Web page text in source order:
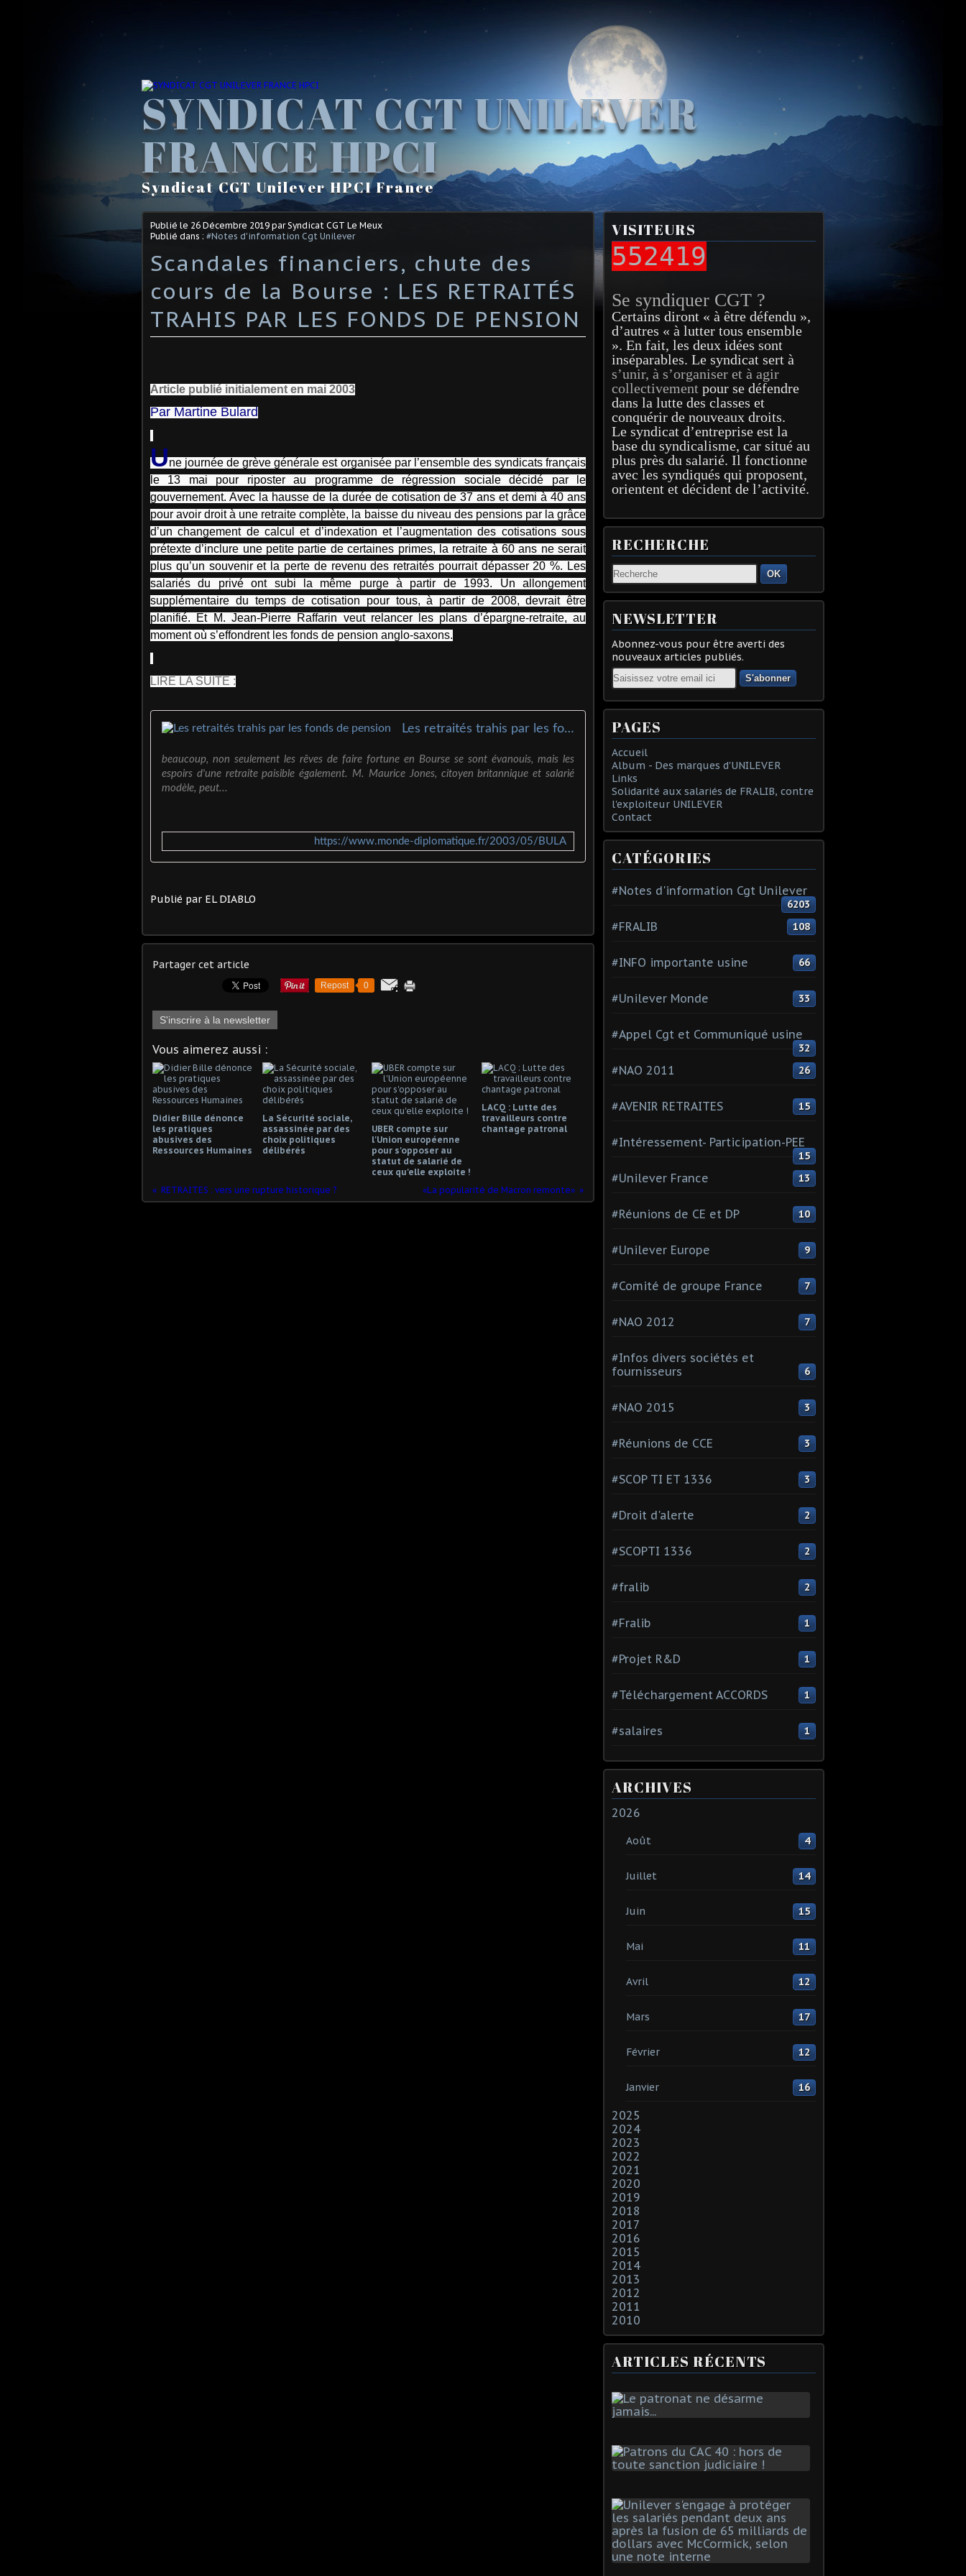
SYNDICAT CGT UNILEVER
FRANCE HPCI
Syndicat CGT Unilever HPCI France
Publié le 26 Décembre 2019 par Syndicat CGT Le Meux
Publié dans : #Notes d'information Cgt Unilever
Scandales financiers, chute des
cours de la Bourse : LES RETRAITÉS
TRAHIS PAR LES FONDS DE PENSION
Article publié initialement en mai 2003
Par Martine Bulard
Une journée de grève générale est organisée par l’ensemble des syndicats français
le 13 mai pour riposter au programme de régression sociale décidé par le
gouvernement. Avec la hausse de la durée de cotisation de 37 ans et demi à 40 ans
pour avoir droit à une retraite complète, la baisse du niveau des pensions par la grâce
d’un changement de calcul et d’indexation et l’augmentation des cotisations sous
prétexte d’inclure une petite partie de certaines primes, la retraite à 60 ans ne serait
plus qu’un souvenir et la perte de revenu des retraités pourrait dépasser 20 %. Les
salariés du privé ont subi la même purge à partir de 1993. Un allongement
supplémentaire du temps de cotisation pour tous, à partir de 2008, devrait être
planifié. Et M. Jean-Pierre Raffarin veut relancer les plans d’épargne-retraite, au
moment où s’effondrent les fonds de pension anglo-saxons.
LIRE LA SUITE :
Les retraités trahis par les fonds de pension
beaucoup, non seulement les rêves de faire fortune en Bourse se sont évanouis, mais les
espoirs d'une retraite paisible également. M. Maurice Jones, citoyen britannique et salarié
modèle, peut...
https://www.monde-diplomatique.fr/2003/05/BULA
Publié par EL DIABLO
Partager cet article
Repost 0
S'inscrire à la newsletter
Vous aimerez aussi :
Didier Bille dénonce
les pratiques
abusives des
Ressources Humaines
La Sécurité sociale,
assassinée par des
choix politiques
délibérés
UBER compte sur
l'Union européenne
pour s'opposer au
statut de salarié de
ceux qu'elle exploite !
LACQ : Lutte des
travailleurs contre
chantage patronal
RETRAITES : vers une rupture historique ? «La popularité de Macron remonte»
VISITEURS
552419
Se syndiquer CGT ?
Certains diront « à être défendu »,
d’autres « à lutter tous ensemble
». En fait, les deux idées sont
inséparables. Le syndicat sert à
s’unir, à s’organiser et à agir
collectivement pour se défendre
dans la lutte des classes et
conquérir de nouveaux droits.
Le syndicat d’entreprise est la
base du syndicalisme, car situé au
plus près du salarié. Il fonctionne
avec les syndiqués qui proposent,
orientent et décident de l’activité.
RECHERCHE
OK
NEWSLETTER
Abonnez-vous pour être averti des
nouveaux articles publiés.
Email
PAGES
Accueil
Album - Des marques d'UNILEVER
Links
Solidarité aux salariés de FRALIB, contre
l'exploiteur UNILEVER
Contact
CATÉGORIES
#Notes d'information Cgt Unilever
6203
#FRALIB 108
#INFO importante usine 66
#Unilever Monde 33
#Appel Cgt et Communiqué usine
32
#NAO 2011 26
#AVENIR RETRAITES 15
#Intéressement- Participation-PEE
15
#Unilever France 13
#Réunions de CE et DP 10
#Unilever Europe 9
#Comité de groupe France 7
#NAO 2012 7
#Infos divers sociétés et
fournisseurs
6
#NAO 2015 3
#Réunions de CCE 3
#SCOP TI ET 1336 3
#Droit d'alerte 2
#SCOPTI 1336 2
#fralib 2
#Fralib 1
#Projet R&D 1
#Téléchargement ACCORDS 1
#salaires 1
ARCHIVES
2026
Août 4
Juillet 14
Juin 15
Mai 11
Avril 12
Mars 17
Février 12
Janvier 16
2025
2024
2023
2022
2021
2020
2019
2018
2017
2016
2015
2014
2013
2012
2011
2010
ARTICLES RÉCENTS